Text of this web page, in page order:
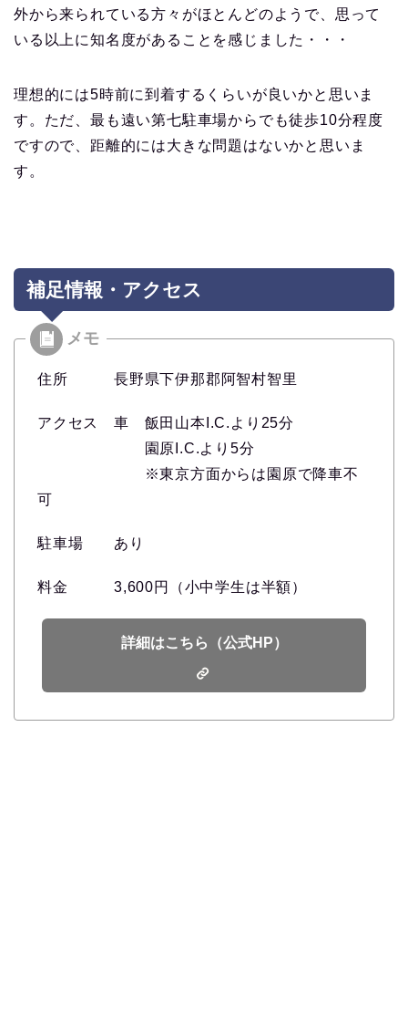
外から来られている方々がほとんどのようで、思って
いる以上に知名度があることを感じました・・・
理想的には5時前に到着するくらいが良いかと思いま
す。ただ、最も遠い第七駐車場からでも徒歩10分程度
ですので、距離的には大きな問題はないかと思いま
す。
補足情報・アクセス
住所 長野県下伊那郡阿智村智里
アクセス 車 飯田山本I.C.より25分
園原I.C.より5分
※東京方面からは園原で降車不
可
駐車場 あり
料金 3,600円（小中学生は半額）
詳細はこちら（公式HP）